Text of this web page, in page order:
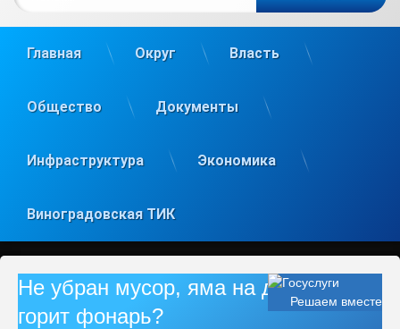
Главная Округ Власть
Общество Документы
Инфраструктура Экономика
Виноградовская ТИК
Решаем вместе
Не убран мусор, яма на дороге, не
горит фонарь?